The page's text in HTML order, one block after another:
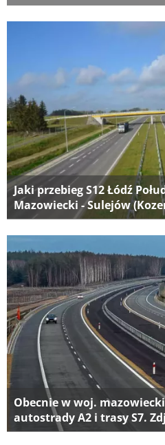
Jaki przebieg S12 Łódź
Mazowiecki - Sulejów
Obecnie w woj.
autostrady A2 i trasy S7.